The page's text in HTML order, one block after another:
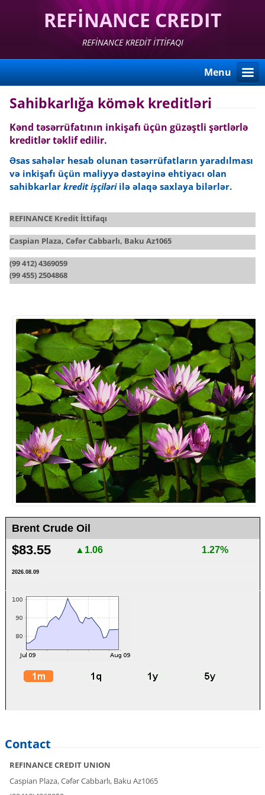
REFİNANCE CREDIT
UNİON
REFİNANCE KREDİT İTTİFAQI
Menu
Sahibkarlığa kömək kreditləri
Kənd təsərrüfatının inkişafı üçün güzəştli şərtlərlə
kreditlər təklif edilir.
Əsas sahələr hesab olunan təsərrüfatların yaradılması
və inkişafı üçün maliyyə dəstəyinə ehtiyacı olan
sahibkarlarkredit işçiləriilə əlaqə saxlaya bilərlər.
REFINANCE Kredit İttifaqı
Caspian Plaza, Cəfər Cabbarlı, Baku Az1065
(99 412) 4369059
(99 455) 2504868
Brent Crude Oil
$83.55 ▲1.06 1.27%
2026.08.09
Contact
REFINANCE CREDIT UNION
Caspian Plaza, Cəfər Cabbarlı, Baku Az1065